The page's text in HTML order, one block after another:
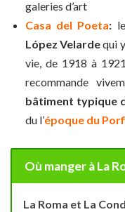
galeries d’art
Casa del Poeta:
López Velardequi
vie, de 1918 à
recommande
bâtiment typique
du l’époque du
Où manger à La
La Roma et La